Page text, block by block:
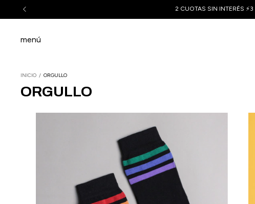
menú
INICIO / ORGULLO
ORGULLO